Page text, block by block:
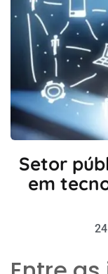
Setor
em